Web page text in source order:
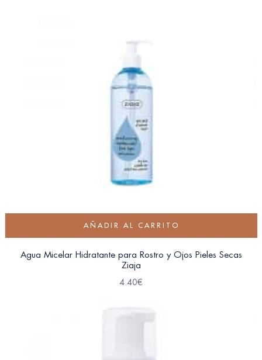
AÑADIR AL CARRITO
Agua Micelar Hidratante para Rostro y Ojos Pieles Secas
Ziaja
4.40€